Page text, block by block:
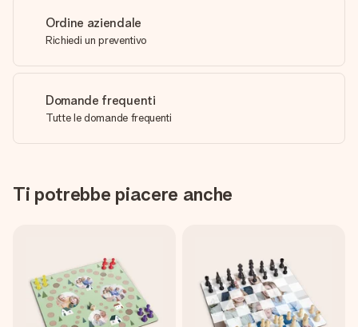
Ordine aziendale
Richiedi un preventivo
Domande frequenti
Tutte le domande frequenti
Ti potrebbe piacere anche